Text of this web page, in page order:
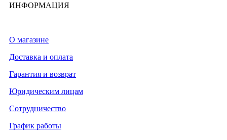
ИНФОРМАЦИЯ
О магазине
Доставка и оплата
Гарантия и возврат
Юридическим лицам
Сотрудничество
График работы